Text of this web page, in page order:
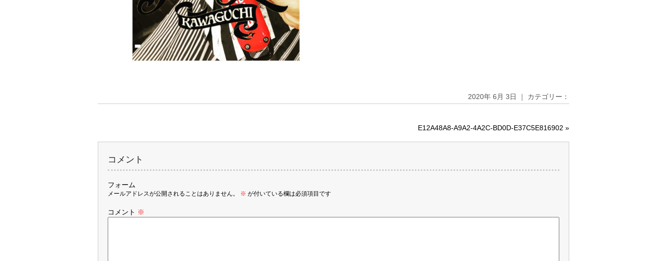
2020年 6月 3日 ｜ カテゴリー：
E12A48A8-A9A2-4A2C-BD0D-E37C5E816902 »
コメント
フォーム
メールアドレスが公開されることはありません。 ※ が付いている欄は必須項目です
コメント ※